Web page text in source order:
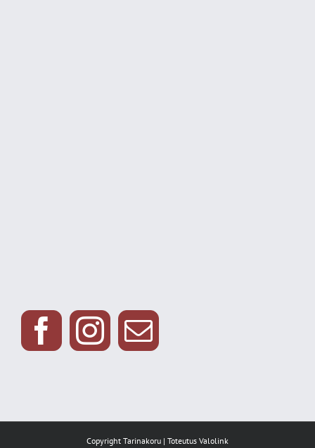
Copyright Tarinakoru | Toteutus Valolink